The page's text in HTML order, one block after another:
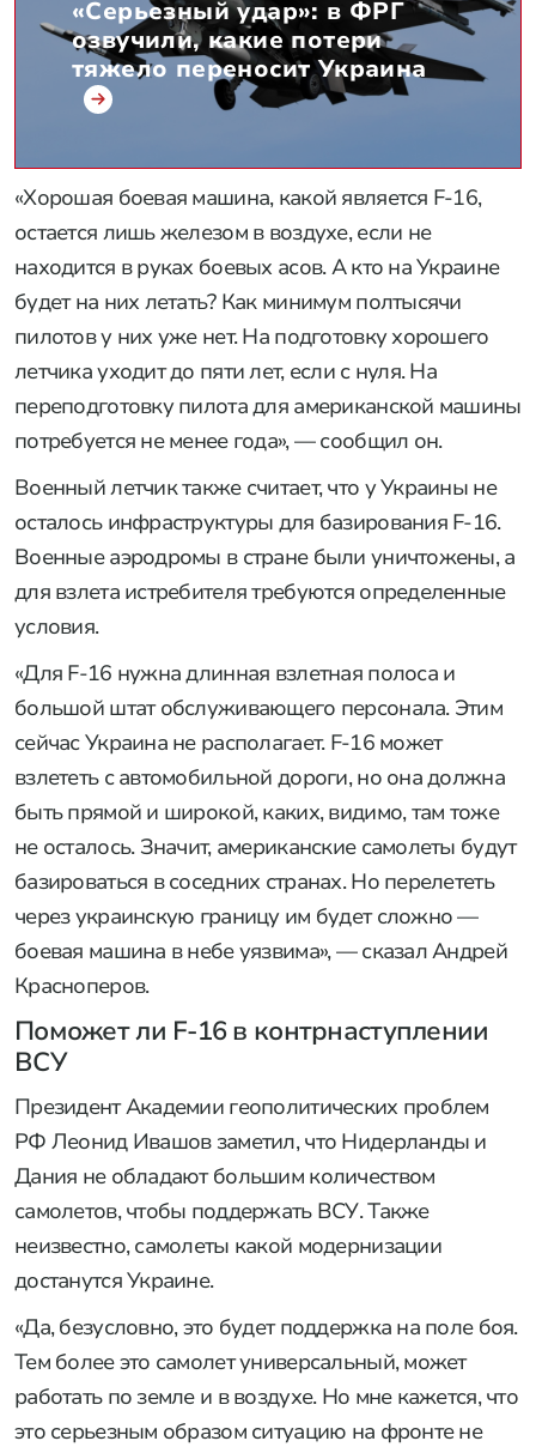
«Серьезный удар»: в ФРГ
озвучили, какие потери
тяжело переносит Украина
«Хорошая боевая машина, какой является F-16,
остается лишь железом в воздухе, если не
находится в руках боевых асов. А кто на Украине
будет на них летать? Как минимум полтысячи
пилотов у них уже нет. На подготовку хорошего
летчика уходит до пяти лет, если с нуля. На
переподготовку пилота для американской машины
потребуется не менее года», — сообщил он.
Военный летчик также считает, что у Украины не
осталось инфраструктуры для базирования F-16.
Военные аэродромы в стране были уничтожены, а
для взлета истребителя требуются определенные
условия.
«Для F-16 нужна длинная взлетная полоса и
большой штат обслуживающего персонала. Этим
сейчас Украина не располагает. F-16 может
взлететь с автомобильной дороги, но она должна
быть прямой и широкой, каких, видимо, там тоже
не осталось. Значит, американские самолеты будут
базироваться в соседних странах. Но перелететь
через украинскую границу им будет сложно —
боевая машина в небе уязвима», — сказал Андрей
Красноперов.
Поможет ли F-16 в контрнаступлении
ВСУ
Президент Академии геополитических проблем
РФ Леонид Ивашов заметил, что Нидерланды и
Дания не обладают большим количеством
самолетов, чтобы поддержать ВСУ. Также
неизвестно, самолеты какой модернизации
достанутся Украине.
«Да, безусловно, это будет поддержка на поле боя.
Тем более это самолет универсальный, может
работать по земле и в воздухе. Но мне кажется, что
это серьезным образом ситуацию на фронте не